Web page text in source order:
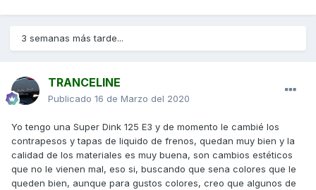
3 semanas más tarde...
TRANCELINE
Publicado 16 de Marzo del 2020
Yo tengo una Super Dink 125 E3 y de momento le cambié los
contrapesos y tapas de liquido de frenos, quedan muy bien y la
calidad de los materiales es muy buena, son cambios estéticos
que no le vienen mal, eso si, buscando que sena colores que le
queden bien, aunque para gustos colores, creo que algunos de